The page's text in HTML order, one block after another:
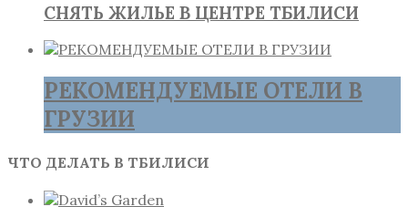
СНЯТЬ ЖИЛЬЕ В ЦЕНТРЕ ТБИЛИСИ
РЕКОМЕНДУЕМЫЕ ОТЕЛИ В
ГРУЗИИ
ЧТО ДЕЛАТЬ В ТБИЛИСИ